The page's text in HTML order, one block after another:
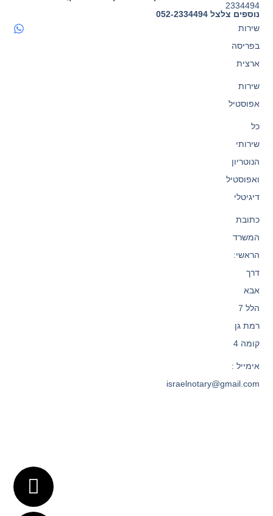
נוספים צלצל 052-2334494
2334494
שירות
בפריסה
ארצית
שירות
אפוסטיל
כל
שירותי
הנוטריון
ואפוסטיל
דיגיטלי
כתובת
המשרד
הראשי:
דרך
אבא
הלל 7
רמת גן
קומה 4
אימייל :
israelnotary@gmail.com